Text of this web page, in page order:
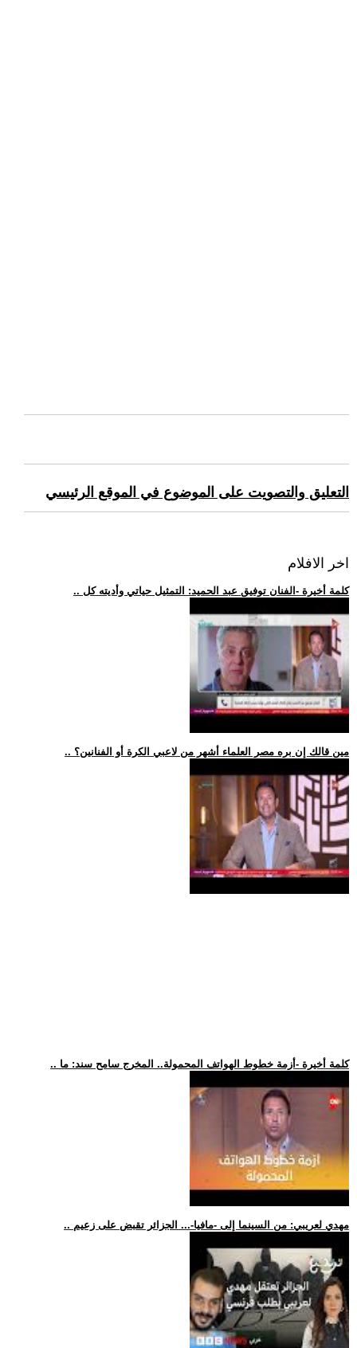
التعليق والتصويت على الموضوع في الموقع الرئيسي
اخر الافلام
.. كلمة أخيرة -الفنان توفيق عبد الحميد: التمثيل حياتي وأديته كل
.. مين قالك إن بره مصر العلماء أشهر من لاعبي الكرة أو الفنانين؟
.. كلمة أخيرة -أزمة خطوط الهواتف المحمولة.. المخرج سامح سند: ما
.. مهدي لعريبي: من السينما إلى -مافيا-... الجزائر تقبض على زعيم